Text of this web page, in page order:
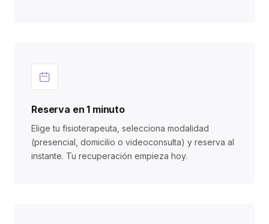
Reserva en 1 minuto
Elige tu fisioterapeuta, selecciona modalidad
(presencial, domicilio o videoconsulta) y reserva al
instante. Tu recuperación empieza hoy.